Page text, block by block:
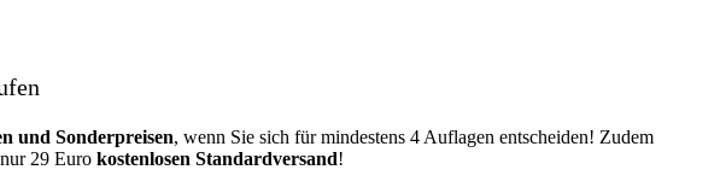
und Sonderpreisen, wenn Sie sich für mindestens 4 Auflagen entscheiden! Zudem
29 Euro kostenlosen Standardversand!